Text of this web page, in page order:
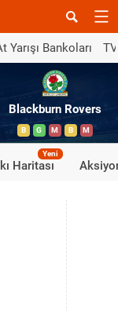
Yarışı Bankoları
Blackburn Rovers
B G M B M
Haritası
Yeni